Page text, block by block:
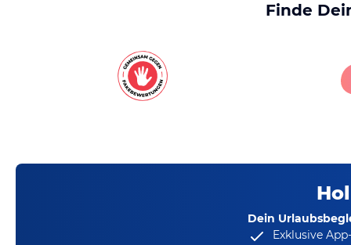
Finde
Dein
Exklusive